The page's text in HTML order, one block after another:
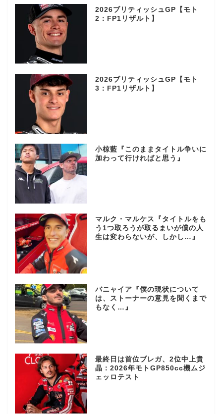
2026ブリティッシュGP【モト
2：FP1リザルト】
2026ブリティッシュGP【モト
3：FP1リザルト】
小椋藍『このままタイトル争いに
加わって行ければと思う』
マルク・マルケス『タイトルをも
う1つ取ろうが取るまいが僕の人
生は変わらないが、しかし…』
バニャイア『僕の現状について
は、ストーナーの意見を聞くまで
もなく…』
最終日は首位ブレガ、2位中上貴
晶：2026年モトGP850cc機ムジ
ェッロテスト